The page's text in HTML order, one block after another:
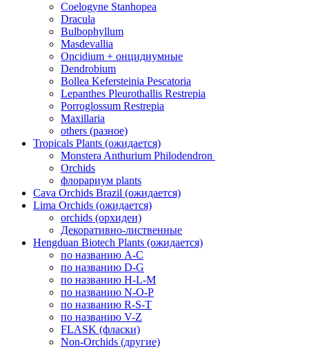
Coelogyne Stanhopea
Dracula
Bulbophyllum
Masdevallia
Oncidium + онцидиумные
Dendrobium
Bollea Kefersteinia Pescatoria
Lepanthes Pleurothallis Restrepia
Porroglossum Restrepia
Maxillaria
others (разное)
Tropicals Plants (ожидается)
​​​​​​​Monstera Anthurium Philodendron
Orchids
флорариум plants
Cava Orchids Brazil (ожидается)
Lima Orchids (ожидается)
orchids (орхидеи)
Декоративно-лиственные
Hengduan Biotech Plants (ожидается)
по названию A-C
по названию D-G
по названию H-L-M
по названию N-O-P
по названию R-S-T
по названию V-Z
FLASK (фласки)
Non-Orchids (другие)